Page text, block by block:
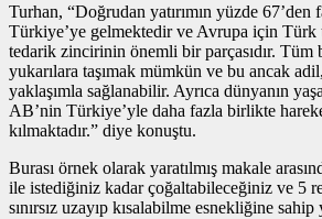
Turhan, “Doğrudan yatırımın yüzde 67’den
Türkiye’ye gelmektedir ve Avrupa için Türk
tedarik zincirinin önemli bir parçasıdır. Tüm
yukarılara taşımak mümkün ve bu ancak
yaklaşımla sağlanabilir. Ayrıca dünyanın
AB’nin Türkiye’yle daha fazla birlikte
kılmaktadır.” diye konuştu.
Burası örnek olarak yaratılmış makale
ile istediğiniz kadar çoğaltabileceğiniz ve 5
sınırsız uzayıp kısalabilme esnekliğine